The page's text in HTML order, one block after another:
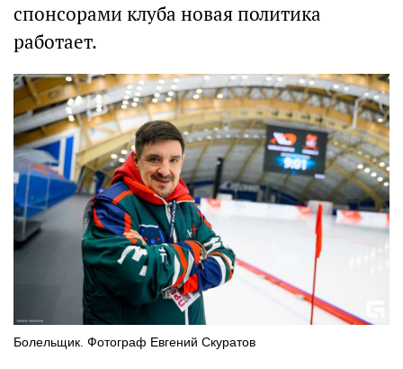
спонсорами клуба новая политика
работает.
Болельщик. Фотограф Евгений Скуратов